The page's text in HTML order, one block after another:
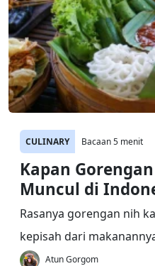
CULINARY Bacaan 5 menit
Kapan
Muncul di
Rasanya gorengan nih
kepisah dari
Atun Gorgom